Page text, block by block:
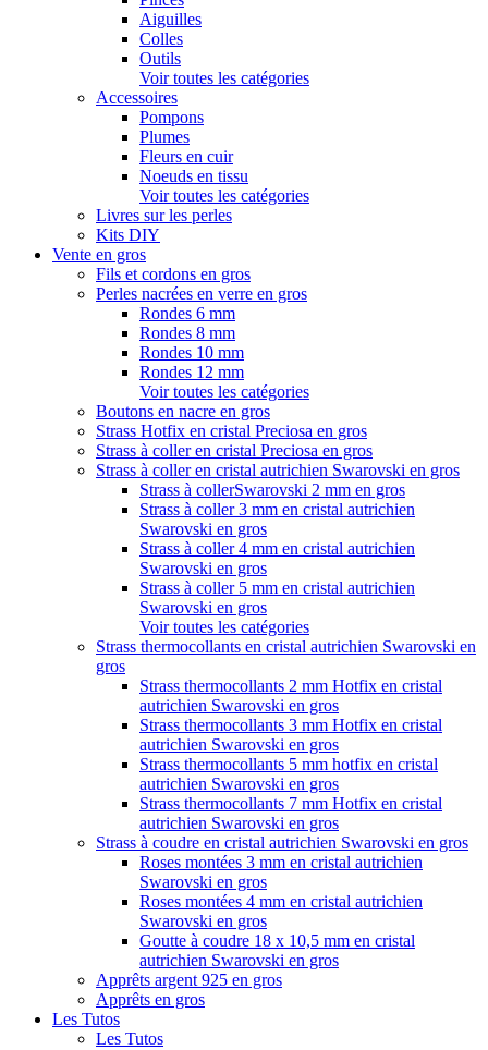
Aiguilles
Colles
Outils
Voir toutes les catégories
Accessoires
Pompons
Plumes
Fleurs en cuir
Noeuds en tissu
Voir toutes les catégories
Livres sur les perles
Kits DIY
Vente en gros
Fils et cordons en gros
Perles nacrées en verre en gros
Rondes 6 mm
Rondes 8 mm
Rondes 10 mm
Rondes 12 mm
Voir toutes les catégories
Boutons en nacre en gros
Strass Hotfix en cristal Preciosa en gros
Strass à coller en cristal Preciosa en gros
Strass à coller en cristal autrichien Swarovski en gros
Strass à collerSwarovski 2 mm en gros
Strass à coller 3 mm en cristal autrichien
Swarovski en gros
Strass à coller 4 mm en cristal autrichien
Swarovski en gros
Strass à coller 5 mm en cristal autrichien
Swarovski en gros
Voir toutes les catégories
Strass thermocollants en cristal autrichien Swarovski en
gros
Strass thermocollants 2 mm Hotfix en cristal
autrichien Swarovski en gros
Strass thermocollants 3 mm Hotfix en cristal
autrichien Swarovski en gros
Strass thermocollants 5 mm hotfix en cristal
autrichien Swarovski en gros
Strass thermocollants 7 mm Hotfix en cristal
autrichien Swarovski en gros
Strass à coudre en cristal autrichien Swarovski en gros
Roses montées 3 mm en cristal autrichien
Swarovski en gros
Roses montées 4 mm en cristal autrichien
Swarovski en gros
Goutte à coudre 18 x 10,5 mm en cristal
autrichien Swarovski en gros
Apprêts argent 925 en gros
Apprêts en gros
Les Tutos
Les Tutos